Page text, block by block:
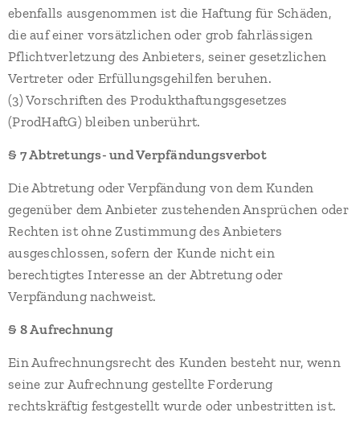
ebenfalls ausgenommen ist die Haftung für Schäden,
die auf einer vorsätzlichen oder grob fahrlässigen
Pflichtverletzung des Anbieters, seiner gesetzlichen
Vertreter oder Erfüllungsgehilfen beruhen.
(3) Vorschriften des Produkthaftungsgesetzes
(ProdHaftG) bleiben unberührt.
§ 7 Abtretungs- und Verpfändungsverbot
Die Abtretung oder Verpfändung von dem Kunden
gegenüber dem Anbieter zustehenden Ansprüchen oder
Rechten ist ohne Zustimmung des Anbieters
ausgeschlossen, sofern der Kunde nicht ein
berechtigtes Interesse an der Abtretung oder
Verpfändung nachweist.
§ 8 Aufrechnung
Ein Aufrechnungsrecht des Kunden besteht nur, wenn
seine zur Aufrechnung gestellte Forderung
rechtskräftig festgestellt wurde oder unbestritten ist.